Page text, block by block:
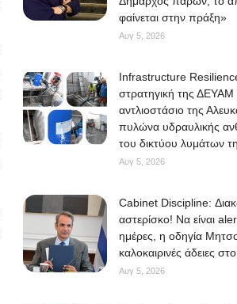
φαίνεται στην πράξη»
Αυγ 5, 2026
Infrastructure
στρατηγική της ΔΕΥΑΜ
αντλιοστάσιο της
πυλώνα υδραυλικής
του δικτύου λυμάτων
Αυγ 5, 2026
Cabinet Discipline:
αστερίσκο! Να είναι
ημέρες, η οδηγία
καλοκαιρινές άδειες
Αυγ 5, 2026